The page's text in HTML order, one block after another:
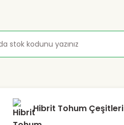
Hibrit Tohum Çeşitleri